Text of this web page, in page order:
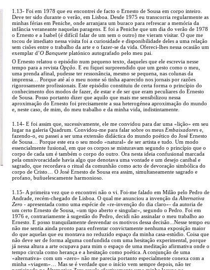
1.13- Foi em 1978 que eu encontrei de facto o Ernesto de Sousa em corpo inteiro.
Deve ter sido durante o verão, em Lisboa. Desde 1975 eu transcorria regularmente as
minhas férias em Peniche, onde arranjara um buraco para refrescar a memória da
infância veraneante naquelas paragens. E foi a Peniche que um dia do verão de 1978
o Ernesto e a Isabel (é difícil falar de um sem o outro) me vieram visitar. O que me
tocou de imediato nessa visita foi a curiosidade e disponibilidade deles a uma relação
sem cisões entre o trabalho da arte e o fazer-se da vida. Ofereci-lhes nessa ocasião um
exemplar d’O Banquete platónico autografado pelo meu pai.
O Ernesto relatou o episódio num pequeno texto, daqueles que ele escrevia nesse
tempo para a revista Opção . E eu fiquei surpreendido que um gesto como o meu,
uma prenda afinal, pudesse ter ressonância, mesmo se pequena, nas colunas da
imprensa… Porque até aí o meu nome só tinha aparecido nos jornais por razões
rigorosamente profissionais. Este episódio constituiu de certa forma o princípio do
conhecimento dos modos de fazer, de estar e de ser que eram peculiares do Ernesto
de Sousa. Posso portanto dizer que aquilo que mais me sensibilizou nessa
aproximação do Ernesto foi precisamente a sua heterogénea aproximação do mundo
e, neste caso, de mim, do meu trabalho e da minha vida, indistintamente.
1.14- E foi assim que, sucessivamente, ele me convidou para dar uma «lição» em seu
lugar na galeria Quadrum. Convidou-me para falar sobre os meus Embaixadores e,
fazendo-o, eu passei a ser uma extensão didáctica do mundo poético do José Ernesto
de Sousa… Porque este era o seu modo «natural» de ser artista e tudo. Um modo
essencialmente fusional, em que os corpos se misturavam segundo o princípio que o
corpo de cada um é também o corpo do outro. Ora nesta ideia confusional marcada
pela omnivoracidade havia algo que denotava uma vontade e um desejo canibal e
sagrado, que recordava o ritual da comunhão como acto de devoração simbólica do
corpo de Cristo… O José Ernesto de Sousa era assim, simultaneamente sagrado e
profano, buñuelescamente harmonioso.
1.15- A primeira vez que o encontrei não o vi. Foi-me falado em Milão pelo Pedro de
Andrade, recém-chegado de Lisboa. O qual me anunciou a invenção da Alternativa
Zero - apresentada como uma espécie de «re-invenção do dia claro»- da autoria de
um certo Ernesto de Sousa, «um tipo aberto e singular», segundo o Pedro. Foi em
1976 e, contrariamente à sugestão do Pedro, decidi não assinalar o meu trabalho ao
Ernesto. E posso tranquilamente desvendar os motivos dessa decisão...Nesse tempo eu
não me sentia ainda pronto para enfrentar convictamente nenhuma exposição maior
do que aquelas que eu montava no reduzido espaço da minha casa-estúdio. Coisa que
não deve ser de forma alguma confundida com uma hesitação experimental, porque
já nessa altura a arte ocupava para mim o espaço de uma meditação afirmativa onde o
tempo circula como herança e a hesitação como poética. A conjunção de uma
«alternativa» com um «zero» não me parecia portanto especialmente conexa com a
minha «viagem»… Mas se é verdade que o início vem sempre depois, não ter